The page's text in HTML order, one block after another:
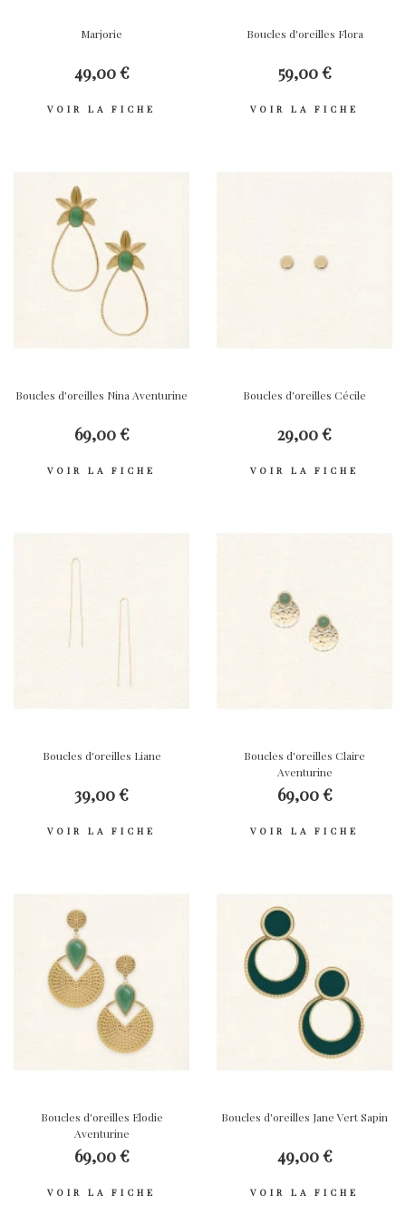
Marjorie
49,00 €
VOIR LA FICHE
Boucles d'oreilles Flora
59,00 €
VOIR LA FICHE
Boucles d'oreilles Nina Aventurine
69,00 €
VOIR LA FICHE
Boucles d'oreilles Cécile
29,00 €
VOIR LA FICHE
Boucles d'oreilles Liane
39,00 €
VOIR LA FICHE
Boucles d'oreilles Claire
Aventurine
69,00 €
VOIR LA FICHE
Boucles d'oreilles Elodie
Aventurine
69,00 €
VOIR LA FICHE
Boucles d'oreilles Jane Vert Sapin
49,00 €
VOIR LA FICHE